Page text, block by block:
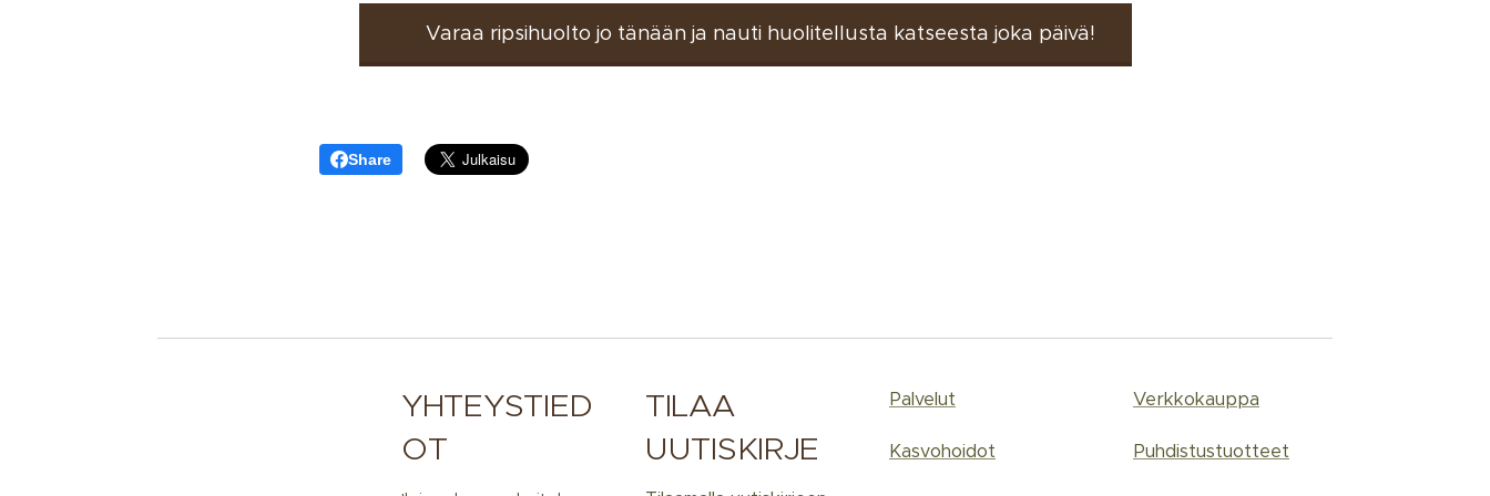
👉 Varaa ripsihuolto jo tänään ja nauti huolitellusta katseesta joka päivä!
Share
YHTEYSTIED
OT
TILAA
UUTISKIRJE
Palvelut
Kasvohoidot
Verkkokauppa
Puhdistustuotteet